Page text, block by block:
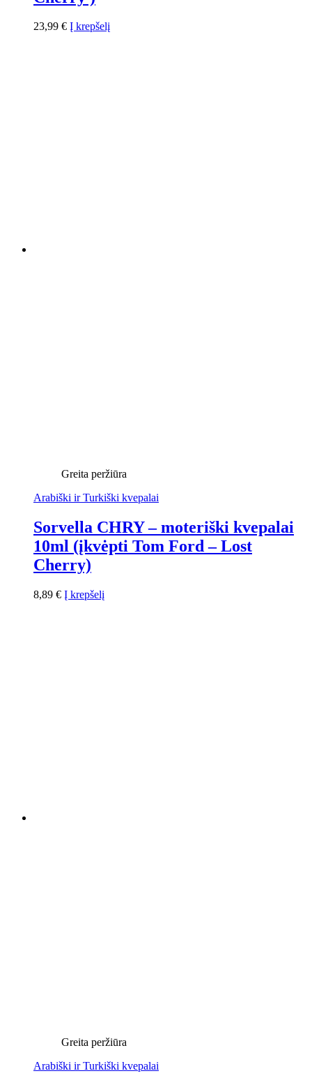
23,99 € Į krepšelį
Greita peržiūra
Arabiški ir Turkiški kvepalai
Sorvella CHRY – moteriški kvepalai
10ml (įkvėpti Tom Ford – Lost
Cherry)
8,89 € Į krepšelį
Greita peržiūra
Arabiški ir Turkiški kvepalai